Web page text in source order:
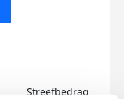
Streefbedrag